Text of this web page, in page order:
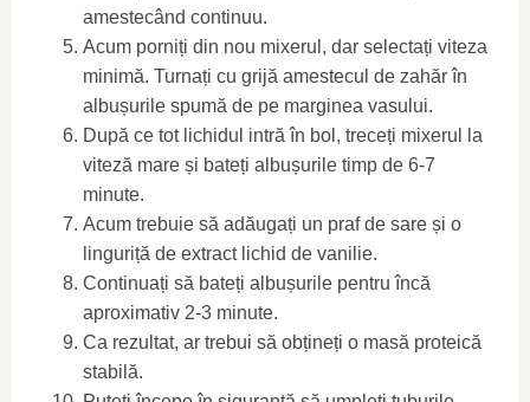
amestecând continuu.
Acum porniți din nou mixerul, dar selectați viteza
minimă. Turnați cu grijă amestecul de zahăr în
albușurile spumă de pe marginea vasului.
După ce tot lichidul intră în bol, treceți mixerul la
viteză mare și bateți albușurile timp de 6-7
minute.
Acum trebuie să adăugați un praf de sare și o
linguriță de extract lichid de vanilie.
Continuați să bateți albușurile pentru încă
aproximativ 2-3 minute.
Ca rezultat, ar trebui să obțineți o masă proteică
stabilă.